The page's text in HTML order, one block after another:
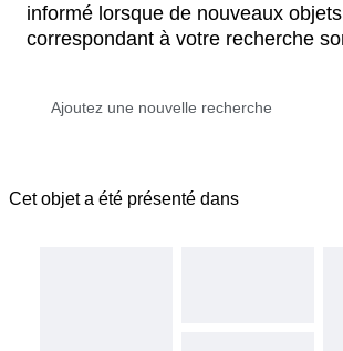
informé lorsque de nouveaux objets
correspondant à votre recherche
Cet objet a été présenté dans